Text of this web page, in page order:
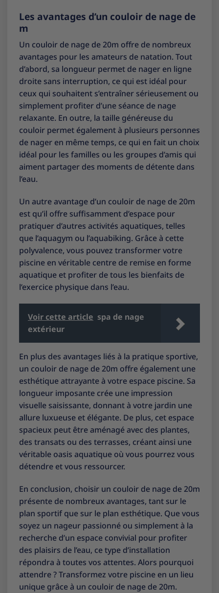
Les avantages d’un couloir de nage de
m
Un couloir de nage de 20m offre de nombreux
avantages pour les amateurs de natation. Tout
d’abord, sa longueur permet de nager en ligne
droite sans interruption, ce qui est idéal pour
ceux qui souhaitent s’entraîner sérieusement ou
simplement profiter d’une séance de nage
relaxante. En outre, la taille généreuse du
couloir permet également à plusieurs personnes
de nager en même temps, ce qui en fait un choix
idéal pour les familles ou les groupes d’amis qui
aiment partager des moments de détente dans
l’eau.
Un autre avantage d’un couloir de nage de 20m
est qu’il offre suffisamment d’espace pour
pratiquer d’autres activités aquatiques, telles
que l’aquagym ou l’aquabiking. Grâce à cette
polyvalence, vous pouvez transformer votre
piscine en véritable centre de remise en forme
aquatique et profiter de tous les bienfaits de
l’exercice physique dans l’eau.
Voir cette article spa de nage
extérieur
En plus des avantages liés à la pratique sportive,
un couloir de nage de 20m offre également une
esthétique attrayante à votre espace piscine. Sa
longueur imposante crée une impression
visuelle saisissante, donnant à votre jardin une
allure luxueuse et élégante. De plus, cet espace
spacieux peut être aménagé avec des plantes,
des transats ou des terrasses, créant ainsi une
véritable oasis aquatique où vous pourrez vous
détendre et vous ressourcer.
En conclusion, choisir un couloir de nage de 20m
présente de nombreux avantages, tant sur le
plan sportif que sur le plan esthétique. Que vous
soyez un nageur passionné ou simplement à la
recherche d’un espace convivial pour profiter
des plaisirs de l’eau, ce type d’installation
répondra à toutes vos attentes. Alors pourquoi
attendre ? Transformez votre piscine en un lieu
unique grâce à un couloir de nage de 20m.